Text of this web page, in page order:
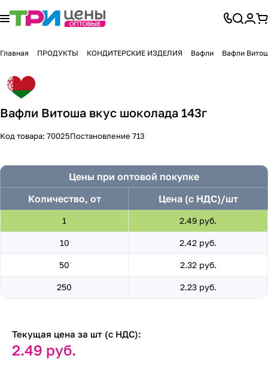
Главная ПРОДУКТЫ КОНДИТЕРСКИЕ ИЗДЕЛИЯ Вафли Вафли
Вафли Витоша вкус шоколада 143г
Код товара: 70025Постановление 713
Цены при оптовой покупке
Количество, от
Цена (с НДС)/шт
1 2.49 руб.
10 2.42 руб.
50 2.32 руб.
250 2.23 руб.
Текущая цена за шт (с НДС):
2.49 руб.